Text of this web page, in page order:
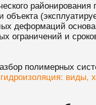
объекта
деформаций
ограничений и
полимерных
виды,